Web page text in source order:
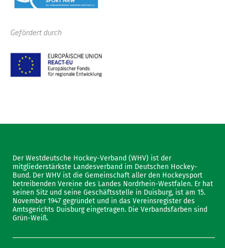
Gefördert durch
Der Westdeutsche Hockey-Verband (WHV) ist der
mitgliederstärkste Landesverband im Deutschen Hockey-
Bund. Der WHV ist die Gemeinschaft aller den Hockeysport
betreibenden Vereine des Landes Nordrhein-Westfalen. Er hat
seinen Sitz und seine Geschäftsstelle in Duisburg, ist am 15.
November 1947 gegründet und in das Vereinsregister des
Amtsgerichts Duisburg eingetragen. Die Verbandsfarben sind
Grün-Weiß.